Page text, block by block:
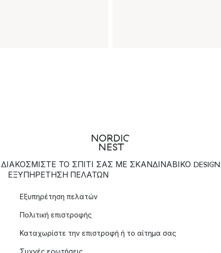
ΔΙΑΚΟΣΜΙΣΤΕ ΤΟ ΣΠΙΤΙ ΣΑΣ ΜΕ ΣΚΑΝΔΙΝΑΒΙΚΟ DESIGN
ΕΞΥΠΗΡΈΤΗΣΗ ΠΕΛΑΤΏΝ
Εξυπηρέτηση πελατών
Πολιτική επιστροφής
Καταχωρίστε την επιστροφή ή το αίτημα σας
Συχνές ερωτήσεις